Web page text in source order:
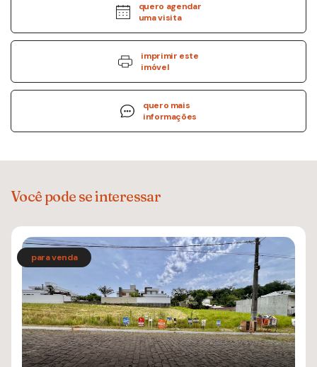
quero agendar
uma visita
imprimir este
imóvel
quero mais
informações
Você pode se interessar